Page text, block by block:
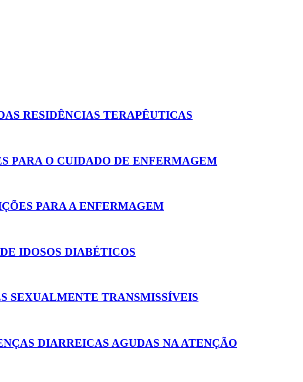
RESIDÊNCIAS TERAPÊUTICAS
PARA O CUIDADO DE ENFERMAGEM
PARA A ENFERMAGEM
IDOSOS DIABÉTICOS
SEXUALMENTE TRANSMISSÍVEIS
DIARREICAS AGUDAS NA ATENÇÃO